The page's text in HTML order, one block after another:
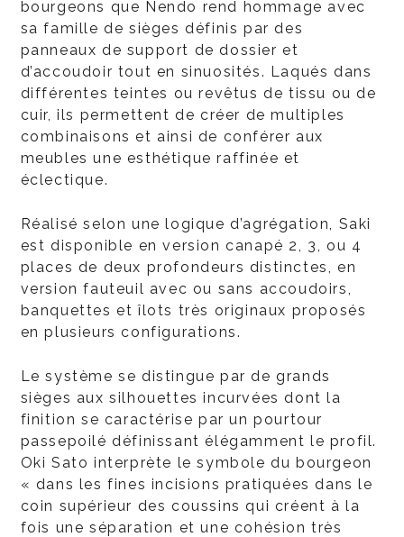
bourgeons que Nendo rend hommage avec
sa famille de sièges définis par des
panneaux de support de dossier et
d’accoudoir tout en sinuosités. Laqués dans
différentes teintes ou revêtus de tissu ou de
cuir, ils permettent de créer de multiples
combinaisons et ainsi de conférer aux
meubles une esthétique raffinée et
éclectique.
Réalisé selon une logique d’agrégation, Saki
est disponible en version canapé 2, 3, ou 4
places de deux profondeurs distinctes, en
version fauteuil avec ou sans accoudoirs,
banquettes et îlots très originaux proposés
en plusieurs configurations.
Le système se distingue par de grands
sièges aux silhouettes incurvées dont la
finition se caractérise par un pourtour
passepoilé définissant élégamment le profil.
Oki Sato interprète le symbole du bourgeon
« dans les fines incisions pratiquées dans le
coin supérieur des coussins qui créent à la
fois une séparation et une cohésion très